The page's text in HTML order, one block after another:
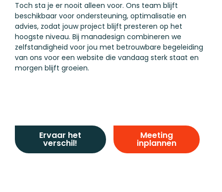
Toch sta je er nooit alleen voor. Ons team blijft
beschikbaar voor ondersteuning, optimalisatie en
advies, zodat jouw project blijft presteren op het
hoogste niveau. Bij manadesign combineren we
zelfstandigheid voor jou met betrouwbare begeleiding
van ons voor een website die vandaag sterk staat en
morgen blijft groeien.
Ervaar het
verschil!
Meeting
inplannen